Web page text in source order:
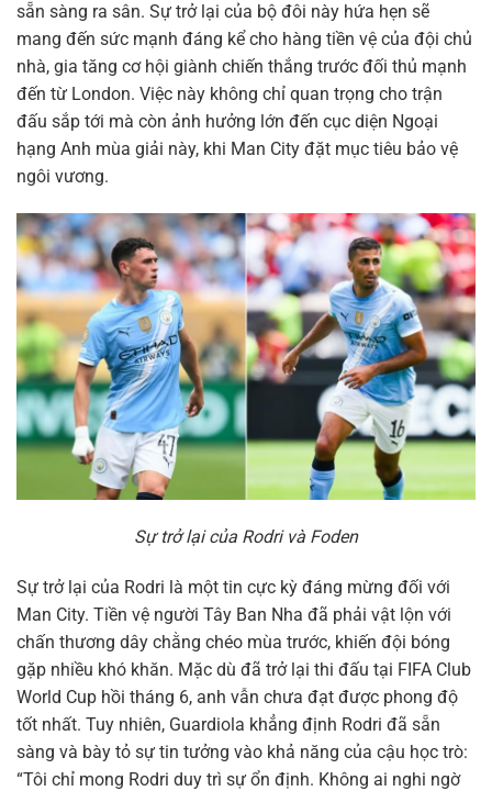
sẵn sàng ra sân. Sự trở lại của bộ đôi này hứa hẹn sẽ
mang đến sức mạnh đáng kể cho hàng tiền vệ của đội chủ
nhà, gia tăng cơ hội giành chiến thắng trước đối thủ mạnh
đến từ London. Việc này không chỉ quan trọng cho trận
đấu sắp tới mà còn ảnh hưởng lớn đến cục diện Ngoại
hạng Anh mùa giải này, khi Man City đặt mục tiêu bảo vệ
ngôi vương.
Sự trở lại của Rodri và Foden
Sự trở lại của Rodri là một tin cực kỳ đáng mừng đối với
Man City. Tiền vệ người Tây Ban Nha đã phải vật lộn với
chấn thương dây chằng chéo mùa trước, khiến đội bóng
gặp nhiều khó khăn. Mặc dù đã trở lại thi đấu tại FIFA Club
World Cup hồi tháng 6, anh vẫn chưa đạt được phong độ
tốt nhất. Tuy nhiên, Guardiola khẳng định Rodri đã sẵn
sàng và bày tỏ sự tin tưởng vào khả năng của cậu học trò:
“Tôi chỉ mong Rodri duy trì sự ổn định. Không ai nghi ngờ